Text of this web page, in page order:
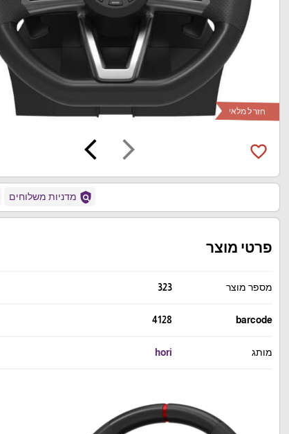
arrow_forward_ios
arrow_back_ios
חזר ל מלאי
favorite_border
policy מדניות משלוחים
פרטי מוצר
מספר מוצר 323
barcode
4128
מותג hori